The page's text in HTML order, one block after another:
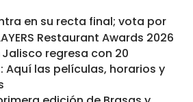
en su recta final; vota por
Restaurant Awards 2026
Jalisco regresa con 20
Aquí las películas, horarios y